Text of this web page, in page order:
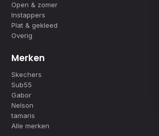
Open & zomer
Instappers
Plat & gekleed
Overig
Merken
Skechers
Sub55
Gabor
Nelson
tamaris
Alle merken